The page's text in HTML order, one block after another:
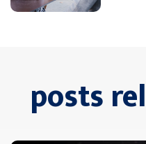
posts